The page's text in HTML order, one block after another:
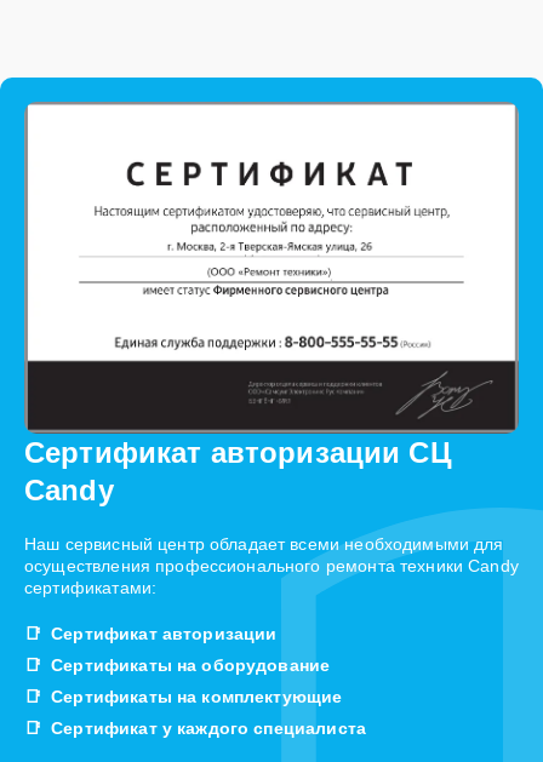
Сертификат авторизации СЦ
Candy
Наш сервисный центр обладает всеми необходимыми для
осуществления профессионального ремонта техники Candy
сертификатами:
Сертификат авторизации
Сертификаты на оборудование
Сертификаты на комплектующие
Сертификат у каждого специалиста